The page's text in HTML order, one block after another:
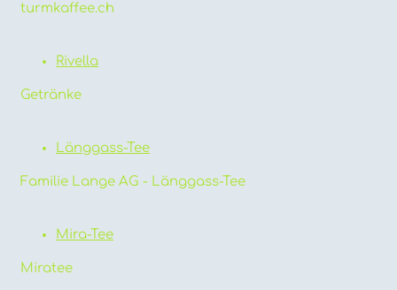
turmkaffee.ch
Rivella
Getränke
Länggass-Tee
Familie Lange AG - Länggass-Tee
Mira-Tee
Miratee